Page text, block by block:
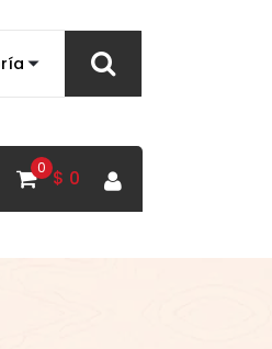
0 $ 0